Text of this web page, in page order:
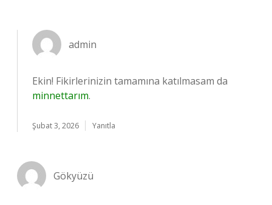
admin
Ekin! Fikirlerinizin tamamına katılmasam da
minnettarım.
Şubat 3, 2026 Yanıtla
Gökyüzü